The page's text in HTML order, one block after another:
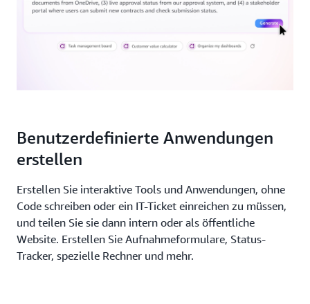
Benutzerdefinierte Anwendungen
erstellen
Erstellen Sie interaktive Tools und Anwendungen, ohne
Code schreiben oder ein IT-Ticket einreichen zu müssen,
und teilen Sie sie dann intern oder als öffentliche
Website. Erstellen Sie Aufnahmeformulare, Status-
Tracker, spezielle Rechner und mehr.